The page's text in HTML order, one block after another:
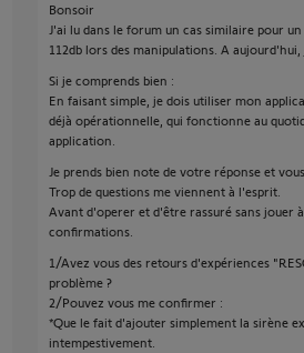
Bonsoir
J'ai lu dans le forum un cas similaire pour
112db lors des manipulations. A
Si je comprends bien :
En faisant simple, je dois utiliser mon
déjà opérationnelle, qui fonctionne au
application.
Je prends bien note de votre réponse et
Trop de questions me viennent à l'esprit.
Avant d'operer et d'être rassuré sans jouer
confirmations.
1/Avez vous des retours d'expériences
problème ?
2/Pouvez vous me confirmer :
*Que le fait d'ajouter simplement la sirène
intempestivement.